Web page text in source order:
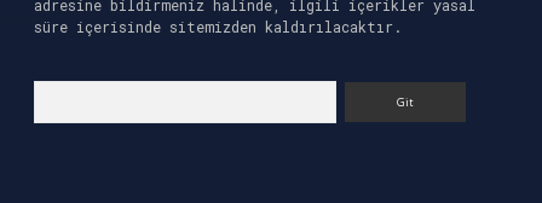
adresine bildirmeniz halinde, ilgili içerikler yasal
süre içerisinde sitemizden kaldırılacaktır.